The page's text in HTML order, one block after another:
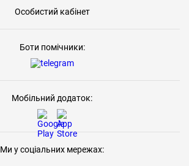
Особистий кабінет
Боти помічники:
Мобільний додаток:
Ми у соціальних мережах: